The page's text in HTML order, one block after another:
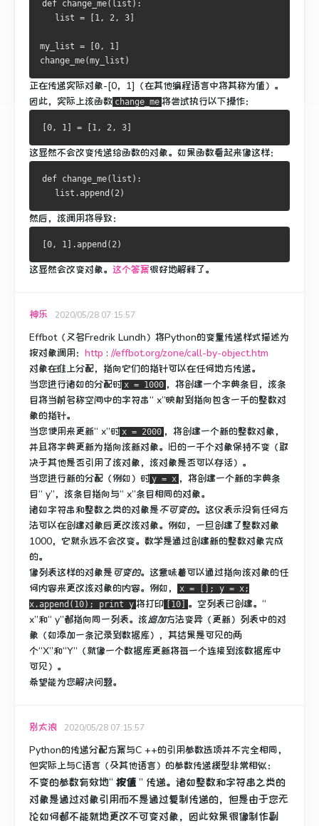
def change_me( list ):
   list
= 1, 2, 3
my_list = 0, 1
change_me(my_list )
正在传递实际对象-[0，1]（在其他编程语言中将其称为值）。
因此，实际上该函数 change_me 将尝试执行以下操作：
0, 1 = 1, 2, 3
这显然不会改变传递给函数的对象。 如果函数看起来像这样：
def change_me( list ):
   list
.append ( 2)
然后，该调用将导致：
0, 1 ].append ( 2)
这显然会改变对象。 这个答案很好地解释了。
神乐 2020/05/28 07:15:57
Effbot（又名Fredrik Lundh）将Python的变量传递样式描述为
按对象调用： http : //effbot.org/zone/call-by-object.htm
对象在堆上分配，指向它们的指针可以在任何地方传递。
当您进行诸如的分配时 x = 1000 ，将创建一个字典条目，该条
目将当前名称空间中的字符串“ x”映射到指向包含一千的整数对
象的指针。
当您使用来更新“ x”时 x = 2000 ，将创建一个新的整数对象，
并且将字典更新为指向该新对象。 旧的一千个对象保持不变（取
决于其他是否引用了该对象，该对象是否可以存活）。
当您进行新的分配（例如）时 y = x ，将创建一个新的字典条
目“ y”，该条目指向与“ x”条目相同的对象。
诸如字符串和整数之类的对象是不可变的。 这仅表示没有任何方
法可以在创建对象后更改该对象。 例如，一旦创建了整数对象
1000，它就永远不会改变。 数学是通过创建新的整数对象完成
的。
像列表这样的对象是 可变的。 这意味着可以通过指向该对象的任
何内容来更改该对象的内容。 例如，
x = []; y = x;
x.append(10); print y 将打印 [10] 。 空列表已创建。 “
x”和“ y”都指向同一列表。 该追加方法变异（更新）列表中的对
象（如添加一条记录到数据库），其结果是可见的两
个“X”和“Y”（就像一个数据库更新将每一个连接到该数据库中
可见）。
希望能为您解决问题。
别太浪 2020/05/28 07:15:57
Python的传递分配方案与C ++的引用参数选项并不完全相同，
但实际上与C语言（及其他语言）的参数传递模型非常相似：
不变的参数有效地“ 按值 ” 传递。 诸如整数和字符串之类的
对象是通过对象引用而不是通过复制传递的，但是由于您无
论如何都不能就地更改不可变对象，因此效果很像制作副